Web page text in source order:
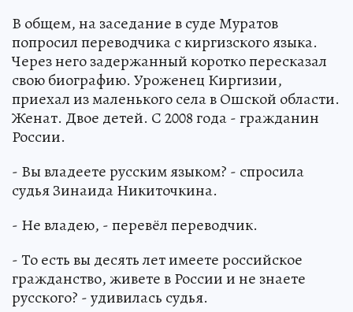
В общем, на заседание в суде Муратов
попросил переводчика с киргизского языка.
Через него задержанный коротко пересказал
свою биографию. Уроженец Киргизии,
приехал из маленького села в Ошской области.
Женат. Двое детей. С 2008 года - гражданин
России.
- Вы владеете русским языком? - спросила
судья Зинаида Никиточкина.
- Не владею, - перевёл переводчик.
- То есть вы десять лет имеете российское
гражданство, живете в России и не знаете
русского? - удивилась судья.